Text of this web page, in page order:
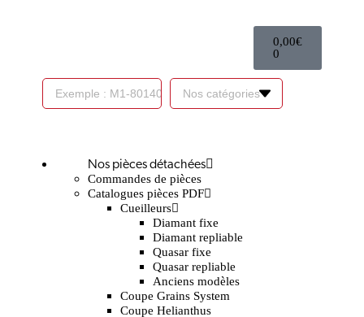
0,00€
0
Nos pièces détachées
Commandes de pièces
Catalogues pièces PDF
Cueilleurs
Diamant fixe
Diamant repliable
Quasar fixe
Quasar repliable
Anciens modèles
Coupe Grains System
Coupe Helianthus